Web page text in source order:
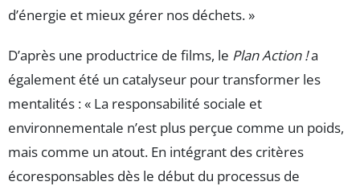
d’énergie et mieux gérer nos déchets. »
D’après une productrice de films, le Plan Action !a
également été un catalyseur pour transformer les
mentalités : « La responsabilité sociale et
environnementale n’est plus perçue comme un poids,
mais comme un atout. En intégrant des critères
écoresponsables dès le début du processus de